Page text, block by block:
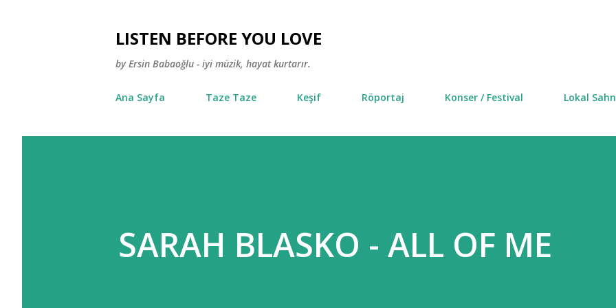
LISTEN BEFORE YOU LOVE
by Ersin Babaoğlu - iyi müzik, hayat kurtarır.
Ana Sayfa Taze Taze Keşif Röportaj Konser / Festival Lokal
SARAH BLASKO - ALL OF ME